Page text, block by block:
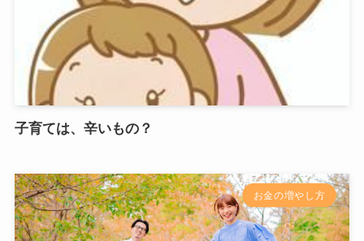
子育ては、辛いもの？
お金の増やし方